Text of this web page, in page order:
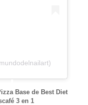
Base de Best Diet
3 en 1